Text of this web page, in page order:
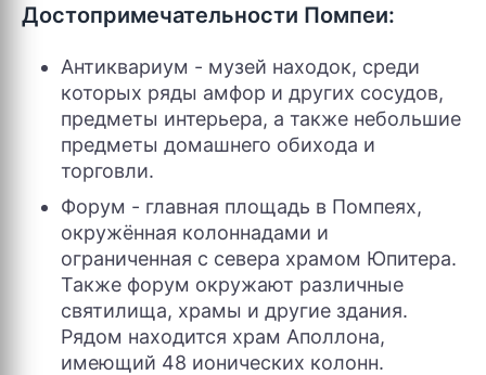
Достопримечательности Помпеи:
Антиквариум - музей находок, среди
которых ряды амфор и других сосудов,
предметы интерьера, а также небольшие
предметы домашнего обихода и
торговли.
Форум - главная площадь в Помпеях,
окружённая колоннадами и
ограниченная с севера храмом Юпитера.
Также форум окружают различные
святилища, храмы и другие здания.
Рядом находится храм Аполлона,
имеющий 48 ионических колонн.